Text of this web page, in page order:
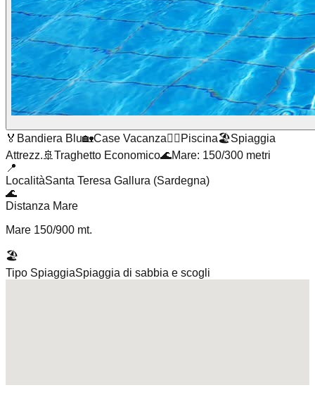
🏅 Bandiera Blu🏡Case Vacanza🏊‍♂️ Piscina🏖️Spiaggia
Attrezz. 🚢 Traghetto Economico🌊Mare: 150/300 metri
📍
LocalitàSanta Teresa Gallura (Sardegna)
🌊
Distanza Mare
Mare 150/900 mt.
🏖️
Tipo SpiaggiaSpiaggia di sabbia e scogli